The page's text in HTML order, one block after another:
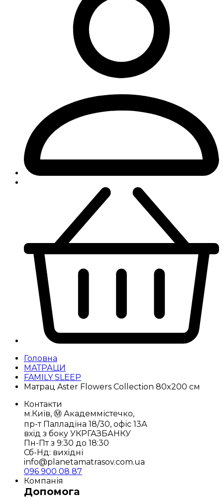
Головна
МАТРАЦИ
FAMILY SLEEP
Матрац Aster Flowers Collection 80x200 см
Контакти
м.Київ, Ⓜ️ Академмістечко,
пр-т Палладіна 18/30, офіс 13А
вхід з боку УКРГАЗБАНКУ
Пн-Пт з 9:30 до 18:30
Сб-Нд: вихідні
info@planetamatrasov.com.ua
096 900 08 87
Компанія
Допомога